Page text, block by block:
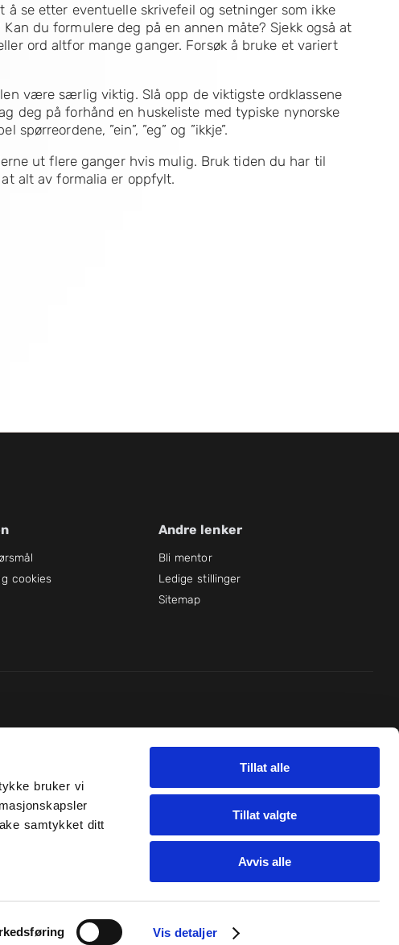
bruker vi
samtykket ditt
Vis detaljer
Tillat alle
Tillat valgte
Avvis alle
å se etter eventuelle skrivefeil og setninger som ikke
du formulere deg på en annen måte? Sjekk også at
ord altfor mange ganger. Forsøk å bruke et variert
være særlig viktig. Slå opp de viktigste ordklassene
deg på forhånd en huskeliste med typiske nynorske
”ein”, ”eg” og ”ikkje”.
ut flere ganger hvis mulig. Bruk tiden du har til
alt av formalia er oppfylt.
cookies
Andre lenker
Bli mentor
Ledige stillinger
Sitemap
Det handler om lærelyst og mestring!